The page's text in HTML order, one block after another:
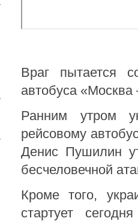
Враг пытается
автобуса
Ранним утром
рейсовому
Денис Пушилин
бесчеловечной
Кроме того,
стартует